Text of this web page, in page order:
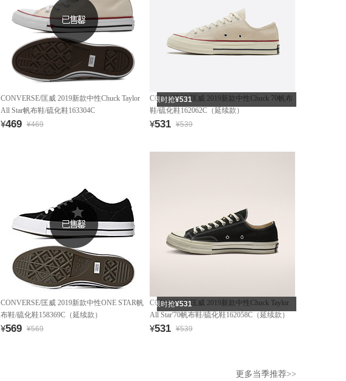
CONVERSE/匡威 2019新款中性Chuck Taylor
All Star帆布鞋/硫化鞋163304C
¥469 ¥469
限时抢¥531
CONVERSE/匡威 2019新款中性Chuck 70帆布
鞋/硫化鞋162062C（延续款）
¥531 ¥539
CONVERSE/匡威 2019新款中性ONE STAR帆
布鞋/硫化鞋158369C（延续款）
¥569 ¥569
限时抢¥531
CONVERSE/匡威 2019新款中性Chuck Taylor
All Star'70帆布鞋/硫化鞋162058C（延续款）
¥531 ¥539
更多当季推荐>>